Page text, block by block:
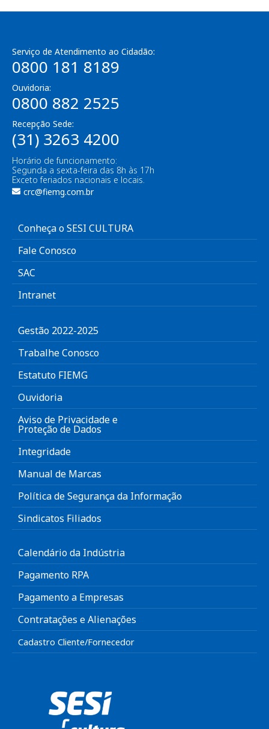
Serviço de Atendimento ao Cidadão:
0800 181 8189
Ouvidoria:
0800 882 2525
Recepção Sede:
(31) 3263 4200
Horário de funcionamento:
Segunda a sexta-feira das 8h às 17h
Exceto feriados nacionais e locais.
crc@fiemg.com.br
Conheça o SESI CULTURA
Fale Conosco
SAC
Intranet
Gestão 2022-2025
Trabalhe Conosco
Estatuto FIEMG
Ouvidoria
Aviso de Privacidade e
Proteção de Dados
Integridade
Manual de Marcas
Política de Segurança da Informação
Sindicatos Filiados
Calendário da Indústria
Pagamento RPA
Pagamento a Empresas
Contratações e Alienações
Cadastro Cliente/Fornecedor